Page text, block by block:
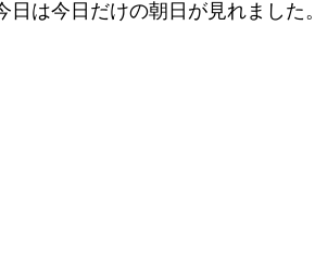
は今日だけの朝日が見れました。